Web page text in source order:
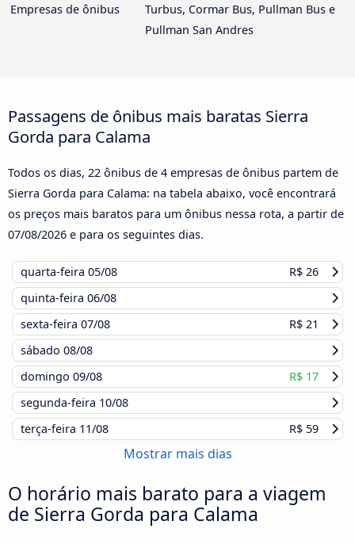
Empresas de ônibus
Turbus, Cormar Bus, Pullman Bus e
Pullman San Andres
Passagens de ônibus mais baratas Sierra
Gorda para Calama
Todos os dias, 22 ônibus de 4 empresas de ônibus partem de
Sierra Gorda para Calama: na tabela abaixo, você encontrará
os preços mais baratos para um ônibus nessa rota, a partir de
07/08/2026 e para os seguintes dias.
quarta-feira 05/08
R$ 26
quinta-feira 06/08
sexta-feira 07/08
R$ 21
sábado 08/08
domingo 09/08
R$ 17
segunda-feira 10/08
terça-feira 11/08 R$ 59
Mostrar mais dias
O horário mais barato para a viagem
de Sierra Gorda para Calama